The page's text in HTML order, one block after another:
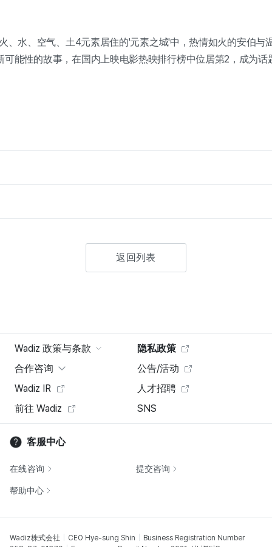
、水、空气、土4元素居住的'元素之城'中，热情如火的安伯与
可能性的故事，在国内上映电影热映排行榜中位居第2，成为话
返回列表
Wadiz 政策与条款
隐私政策
合作咨询
公告/活动
Wadiz IR
人才招聘
前往 Wadiz
SNS
客服中心
在线咨询 提交咨询
帮助中心
Wadiz株式会社 CEO Hye-sung Shin
Business Registration Number